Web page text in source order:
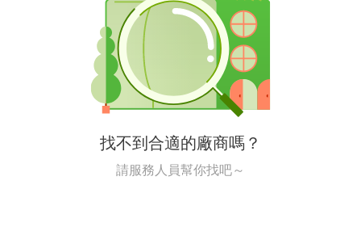
找不到合適的廠商嗎？
請服務人員幫你找吧～